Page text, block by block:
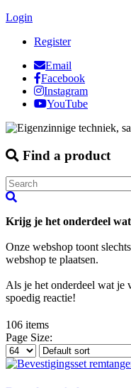
Login
Register
Email
Facebook
Instagram
YouTube
Find a product
Krijg je het onderdeel
Onze webshop toont slechts
webshop te plaatsen.
Als je het onderdeel wat je
spoedig reactie!
106 items
Page Size: